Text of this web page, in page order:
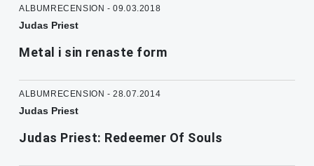
ALBUMRECENSION - 09.03.2018
Judas Priest
Metal i sin renaste form
ALBUMRECENSION - 28.07.2014
Judas Priest
Judas Priest: Redeemer Of Souls